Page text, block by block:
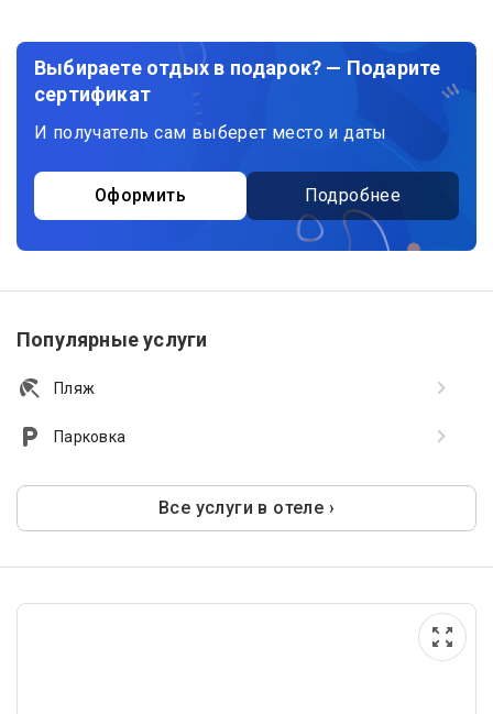
Выбираете отдых в подарок? — Подарите
сертификат
И получатель сам выберет место и даты
Оформить Подробнее
Популярные услуги
Пляж
Парковка
Все услуги в отеле ›